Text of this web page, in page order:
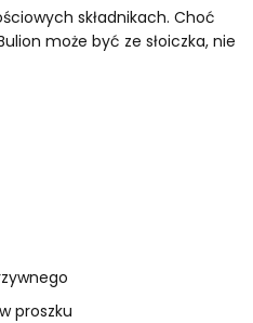
składnikach. Choć
może być ze słoiczka, nie
proszku